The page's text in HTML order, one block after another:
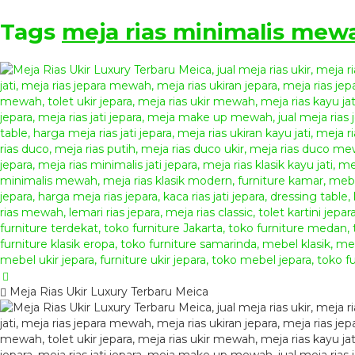
Tags meja rias minimalis
Meja Rias Ukir Luxury Terbaru Meica